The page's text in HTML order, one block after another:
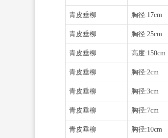
青皮垂柳 胸径:17cm
青皮垂柳 胸径:25cm
青皮垂柳 高度:150cm
青皮垂柳 胸径:2cm
青皮垂柳 胸径:3cm
青皮垂柳 胸径:7cm
青皮垂柳 胸径:10cm